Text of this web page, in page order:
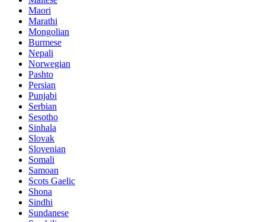
Maori
Marathi
Mongolian
Burmese
Nepali
Norwegian
Pashto
Persian
Punjabi
Serbian
Sesotho
Sinhala
Slovak
Slovenian
Somali
Samoan
Scots Gaelic
Shona
Sindhi
Sundanese